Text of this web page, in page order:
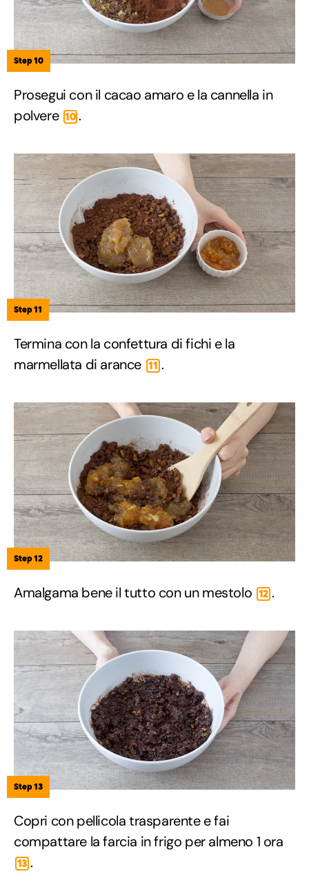
Step 10
Prosegui con il cacao amaro e la cannella in
polvere 10 .
Step 11
Termina con la confettura di fichi e la
marmellata di arance 11 .
Step 12
Amalgama bene il tutto con un mestolo 12 .
Step 13
Copri con pellicola trasparente e fai
compattare la farcia in frigo per almeno 1 ora
13 .